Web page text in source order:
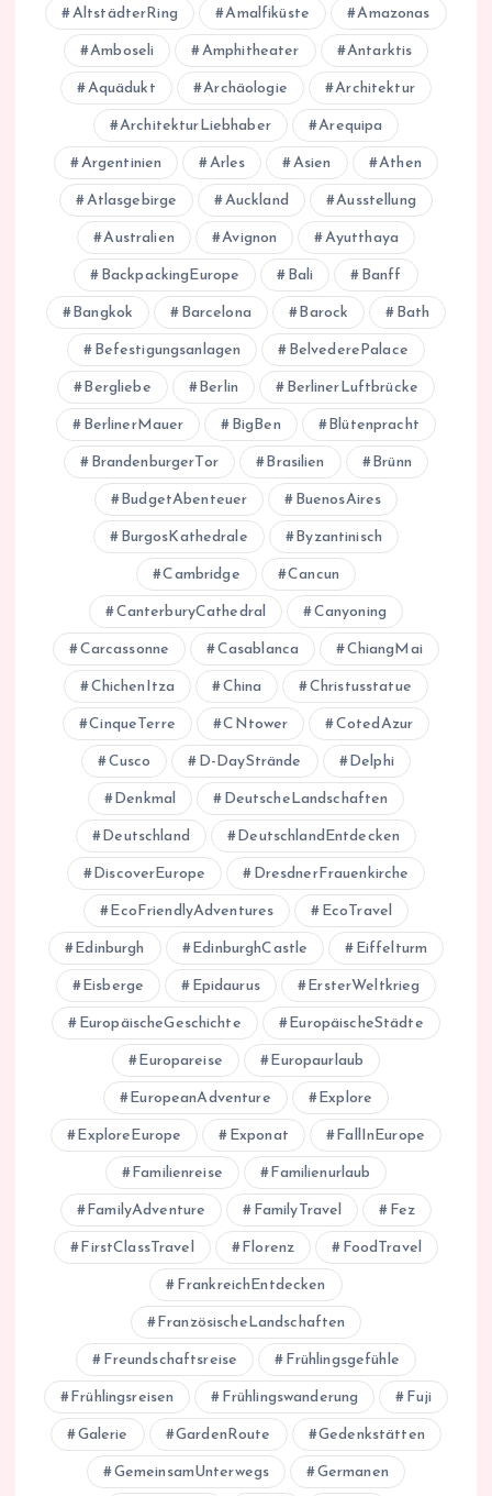
AltstädterRing Amalfiküste Amazonas
Amboseli Amphitheater Antarktis
Aquädukt Archäologie Architektur
ArchitekturLiebhaber Arequipa
Argentinien Arles Asien Athen
Atlasgebirge Auckland Ausstellung
Australien Avignon Ayutthaya
BackpackingEurope Bali Banff
Bangkok Barcelona Barock Bath
Befestigungsanlagen BelvederePalace
Bergliebe Berlin BerlinerLuftbrücke
BerlinerMauer BigBen Blütenpracht
BrandenburgerTor Brasilien Brünn
BudgetAbenteuer BuenosAires
BurgosKathedrale Byzantinisch
Cambridge Cancun
CanterburyCathedral Canyoning
Carcassonne Casablanca ChiangMai
ChichenItza China Christusstatue
CinqueTerre CNtower CotedAzur
Cusco D-DayStrände Delphi
Denkmal DeutscheLandschaften
Deutschland DeutschlandEntdecken
DiscoverEurope DresdnerFrauenkirche
EcoFriendlyAdventures EcoTravel
Edinburgh EdinburghCastle Eiffelturm
Eisberge Epidaurus ErsterWeltkrieg
EuropäischeGeschichte EuropäischeStädte
Europareise Europaurlaub
EuropeanAdventure Explore
ExploreEurope Exponat FallInEurope
Familienreise Familienurlaub
FamilyAdventure FamilyTravel Fez
FirstClassTravel Florenz FoodTravel
FrankreichEntdecken
FranzösischeLandschaften
Freundschaftsreise Frühlingsgefühle
Frühlingsreisen Frühlingswanderung Fuji
Galerie GardenRoute Gedenkstätten
GemeinsamUnterwegs Germanen